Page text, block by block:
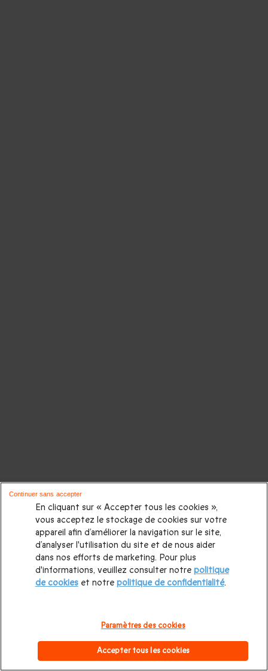
En cliquant sur « Accepter tous les cookies »,
vous acceptez le stockage de cookies sur votre
appareil afin d’améliorer la navigation sur le site,
d’analyser l'utilisation du site et de nous aider
dans nos efforts de marketing. Pour plus
d'informations, veuillez consulter notre politique
de cookieset notre politique de confidentialité.
Paramètres des cookies
Accepter tous les cookies
Continuer sans accepter